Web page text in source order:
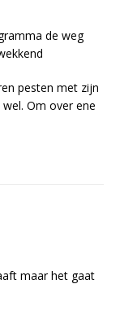
de weg
pesten met zijn
Om over ene
maar het gaat